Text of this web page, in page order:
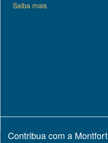
Saiba mais
Contribua com a Montfort